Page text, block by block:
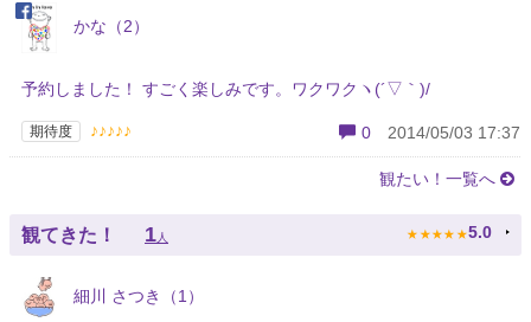
かな（2）
予約しました！ すごく楽しみです。ワクワクヽ(´▽｀)/
期待度 ♪♪♪♪♪ 0 2014/05/03 17:37
観たい！一覧へ
観てきた！ 1人 ★ ★ ★ ★ ★ 5.0
細川 さつき（1）